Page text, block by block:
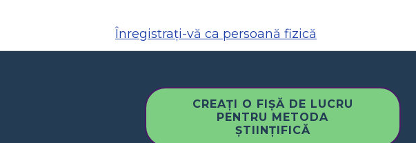
Înregistrați-vă ca persoană fizică
CREAȚI O FIȘĂ DE LUCRU
PENTRU METODA
ȘTIINȚIFICĂ